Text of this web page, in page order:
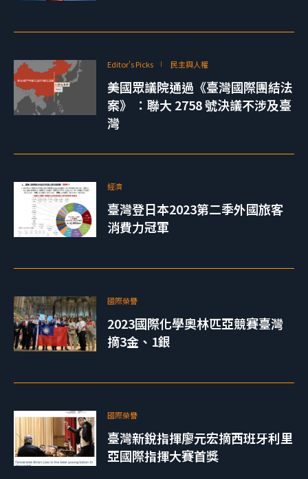
Editor's Picks 民主與人權
美國眾議院通過《臺灣國際團結法
案》 ：聯大 2758 號決議不涉及臺
灣
經濟
臺灣登日本2023第二季外國旅客
消費力冠軍
國際榮譽
2023國際化學奧林匹亞競賽臺灣
摘3金、1銀
國際榮譽
臺灣新銳指揮廖元宏摘西班牙利里
亞國際指揮大賽首獎